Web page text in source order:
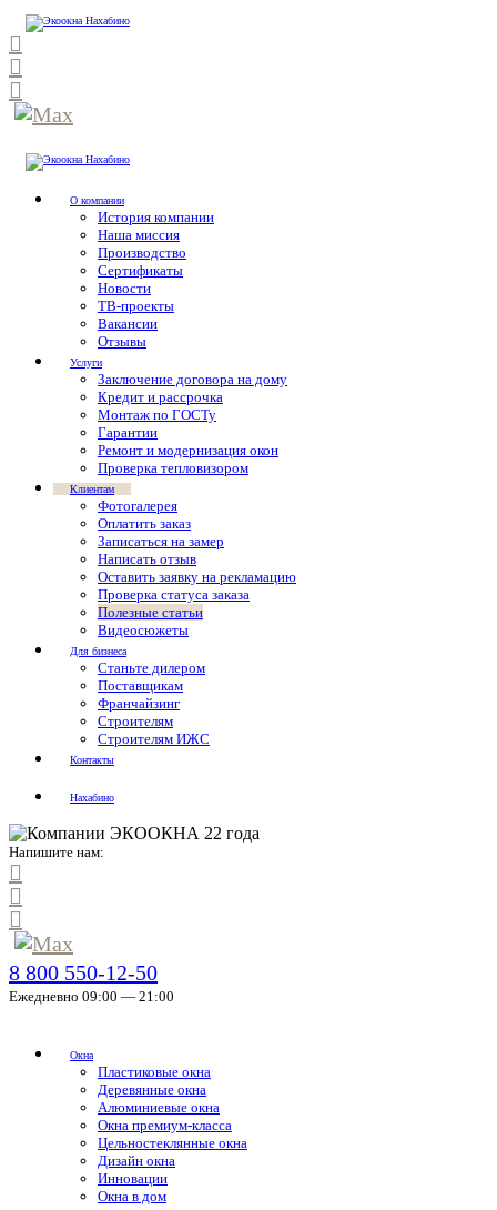
О компании
История компании
Наша миссия
Производство
Сертификаты
Новости
ТВ-проекты
Вакансии
Отзывы
Услуги
Заключение договора на дому
Кредит и рассрочка
Монтаж по ГОСТу
Гарантии
Ремонт и модернизация окон
Проверка тепловизором
Клиентам
Фотогалерея
Оплатить заказ
Записаться на замер
Написать отзыв
Оставить заявку на рекламацию
Проверка статуса заказа
Полезные статьи
Видеосюжеты
Для бизнеса
Станьте дилером
Поставщикам
Франчайзинг
Строителям
Строителям ИЖС
Контакты
Нахабино
Напишите нам:
8 800 550-12-50
Ежедневно 09:00 — 21:00
Окна
Пластиковые окна
Деревянные окна
Алюминиевые окна
Окна премиум-класса
Цельностеклянные окна
Дизайн окна
Инновации
Окна в дом